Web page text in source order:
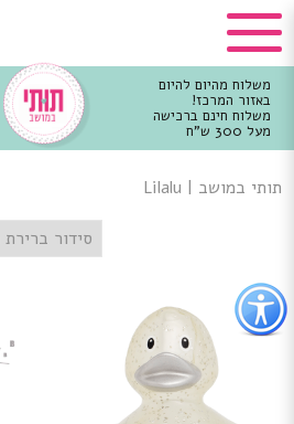
כפתור
לפתיחת
תפריט
נגישות
משלוח מהיום להיום
באזור המרכז!
משלוח חינם ברכישה
מעל 300 ש"ח
מרכזי
תותי במושב |
Lilalu